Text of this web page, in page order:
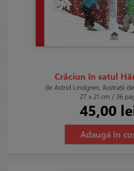
Crăciun în satul
de Astrid Lindgren, ilustrații
27 x 21 cm / 36
45,00
Adaugă în